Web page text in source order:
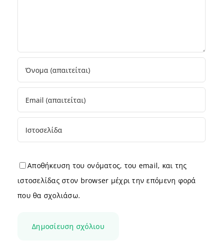
Αποθήκευση του ονόματος, του email, και της
ιστοσελίδας στον browser μέχρι την επόμενη φορά
που θα σχολιάσω.